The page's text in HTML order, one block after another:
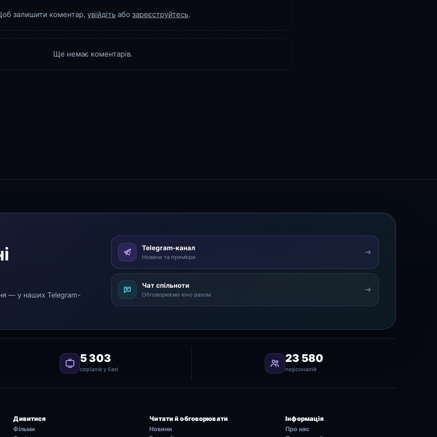
залишити коментар, увійдіть або зареєструйтесь.
Ще немає коментарів.
— у наших Telegram-
Telegram-канал
Новини та прем’єри
Чат спільноти
Обговорюємо кіно разом
5 303
серіалів у базі
23 580
персоналій
Дивитися
Фільми
Читати й обговорювати
Новини
Інформація
Про нас